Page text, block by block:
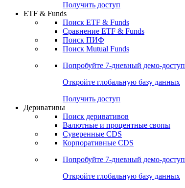
Получить доступ
ETF & Funds
Поиск ETF & Funds
Сравнение ETF & Funds
Поиск ПИФ
Поиск Mutual Funds
Попробуйте 7-дневный демо-доступ
Откройте глобальную базу данных
Получить доступ
Деривативы
Поиск деривативов
Валютные и процентные свопы
Суверенные CDS
Корпоративные CDS
Попробуйте 7-дневный демо-доступ
Откройте глобальную базу данных